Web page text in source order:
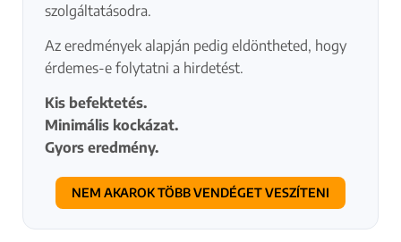
szolgáltatásodra.
Az eredmények alapján pedig eldöntheted, hogy
érdemes-e folytatni a hirdetést.
Kis befektetés.
Minimális kockázat.
Gyors eredmény.
NEM AKAROK TÖBB VENDÉGET VESZÍTENI